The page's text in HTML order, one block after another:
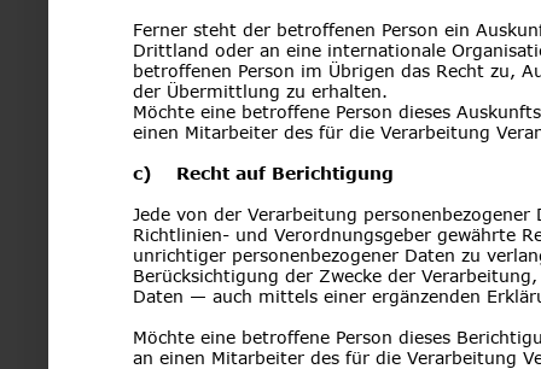
Ferner steht der betroffenen Person ein
Drittland oder an eine internationale
betroffenen Person im Übrigen das Recht zu,
der Übermittlung zu erhalten.
Möchte eine betroffene Person dieses
einen Mitarbeiter des für die Verarbeitung
c)    Recht auf Berichtigung
Jede von der Verarbeitung
Richtlinien- und Verordnungsgeber gewährte
unrichtiger personenbezogener Daten zu
Berücksichtigung der Zwecke der
Daten — auch mittels einer ergänzenden
Möchte eine betroffene Person dieses
an einen Mitarbeiter des für die Verarbeitung